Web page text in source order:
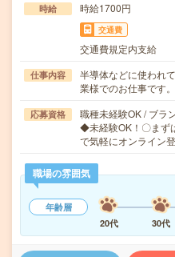
時給 時給1700円
交通費
交通費規定内支給
仕事内容
半導体などに使われ
業様でのお仕事です
応募資格
職種未経験OK / ブラ
◆未経験OK！〇まず
で気軽にオンライン
職場の雰囲気
年齢層
20代
30代